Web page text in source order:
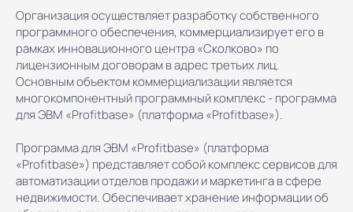
Организация осуществляет разработку собственного
программного обеспечения, коммерциализирует его в
рамках инновационного центра «Сколково» по
лицензионным договорам в адрес третьих лиц.
Основным объектом коммерциализации является
многокомпонентный программный комплекс - программа
для ЭВМ «Profitbase» (платформа «Profitbase»).
Программа для ЭВМ «Profitbase» (платформа
«Profitbase») представляет собой комплекс сервисов для
автоматизации отделов продажи и маркетинга в сфере
недвижимости. Обеспечивает хранение информации об